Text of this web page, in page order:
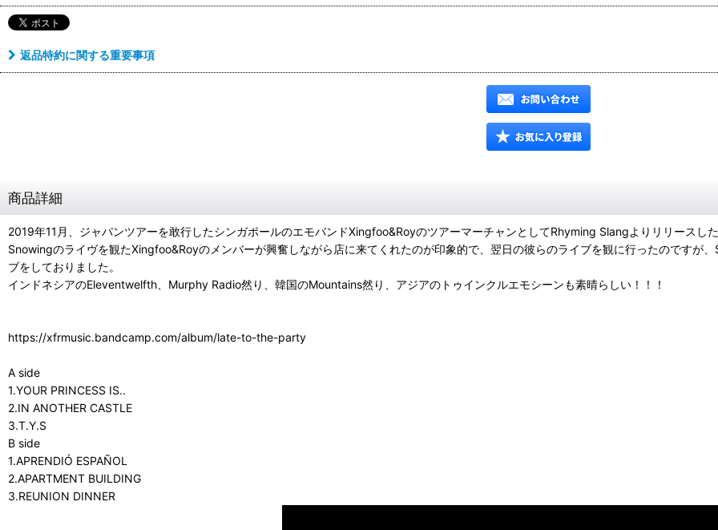
返品特約に関する重要事項
商品詳細
2019年11月、ジャパンツアーを敢行したシンガポールのエモバンドXingfoo&RoyのツアーマーチャンとしてRhyming Slangよりリリースし
Snowingのライヴを観たXingfoo&Royのメンバーが興奮しながら店に来てくれたのが印象的で、翌日の彼らのライブを観に行ったのですが
ブをしておりました。
インドネシアのEleventwelfth、Murphy Radio然り、韓国のMountains然り、アジアのトゥインクルエモシーンも素晴らしい！！！
https://xfrmusic.bandcamp.com/album/late-to-the-party
A side
1.YOUR PRINCESS IS..
2.IN ANOTHER CASTLE
3.T.Y.S
B side
1.APRENDIÓ ESPAÑOL
2.APARTMENT BUILDING
3.REUNION DINNER